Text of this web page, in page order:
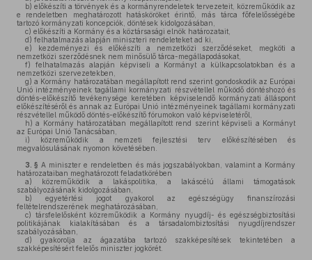
b) előkészíti a törvények és a kormányrendeletek tervezeteit, közreműködik az
e rendeletben meghatározott hatásköröket érintő, más tárca főfelelősségébe
tartozó kormányzati koncepciók, döntések kidolgozásában,
c) előkészíti a Kormány és a köztársasági elnök határozatait,
d) felhatalmazás alapján miniszteri rendeleteket ad ki,
e) kezdeményezi és előkészíti a nemzetközi szerződéseket, megköti a
nemzetközi szerződésnek nem minősülő tárca-megállapodásokat,
f) felhatalmazás alapján képviseli a Kormányt a külkapcsolatokban és a
nemzetközi szervezetekben,
g) a Kormány határozatában megállapított rend szerint gondoskodik az Európai
Unió intézményeinek tagállami kormányzati részvétellel működő döntéshozó és
döntés-előkészítő tevékenysége keretében képviselendő kormányzati álláspont
előkészítéséről és annak az Európai Unió intézményeinek tagállami kormányzati
részvétellel működő döntés-előkészítő fórumokon való képviseletéről,
h) a Kormány határozatában megállapított rend szerint képviseli a Kormányt
az Európai Unió Tanácsában,
i) közreműködik a nemzeti fejlesztési terv előkészítésében és
megvalósulásának nyomon követésében.
3. § A miniszter e rendeletben és más jogszabályokban, valamint a Kormány
határozataiban meghatározott feladatkörében
a) közreműködik a lakáspolitika, a lakáscélú állami támogatások
szabályozásának kidolgozásában,
b) egyetértési jogot gyakorol az egészségügy finanszírozási
feltételrendszerének meghatározásában,
c) társfelelősként közreműködik a Kormány nyugdíj- és egészségbiztosítási
politikájának kialakításában és a társadalombiztosítási nyugdíjrendszer
szabályozásában,
d) gyakorolja az ágazatába tartozó szakképesítések tekintetében a
szakképesítésért felelős miniszter jogkörét.